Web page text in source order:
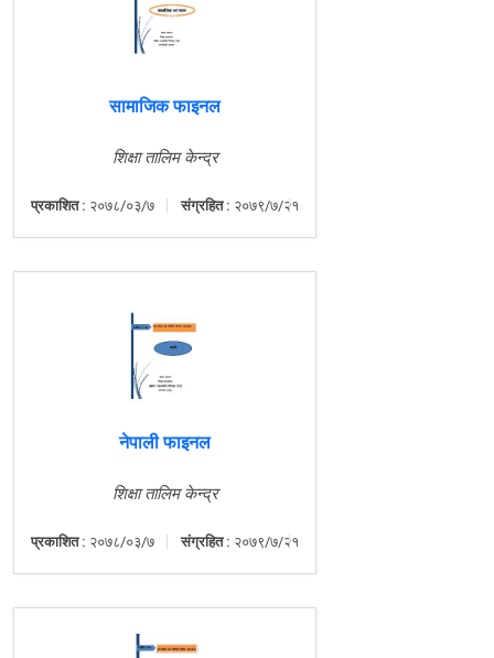
सामाजिक फाइनल
शिक्षा तालिम केन्द्र
प्रकाशित : २०७८/०३/७ संग्रहित : २०७९/७/२१
नेपाली फाइनल
शिक्षा तालिम केन्द्र
प्रकाशित : २०७८/०३/७ संग्रहित : २०७९/७/२१